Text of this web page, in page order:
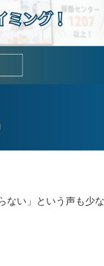
ない」という声も少